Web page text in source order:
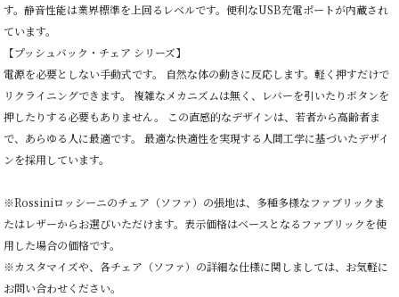
す。静音性能は業界標準を上回るレベルです。便利なUSB充電ポートが内蔵され
ています。
【プッシュバック・チェア シリーズ】
電源を必要としない手動式です。 自然な体の動きに反応します。軽く押すだけで
リクライニングできます。 複雑なメカニズムは無く、レバーを引いたりボタンを
押したりする必要もありません。 この直感的なデザインは、若者から高齢者ま
で、あらゆる人に最適です。 最適な快適性を実現する人間工学に基づいたデザイ
ンを採用しています。
※Rossiniロッシーニのチェア（ソファ）の張地は、多種多様なファブリックま
たはレザーからお選びいただけます。表示価格はベースとなるファブリックを使
用した場合の価格です。
※カスタマイズや、各チェア（ソファ）の詳細な仕様に関しましては、お気軽に
お問い合わせください。